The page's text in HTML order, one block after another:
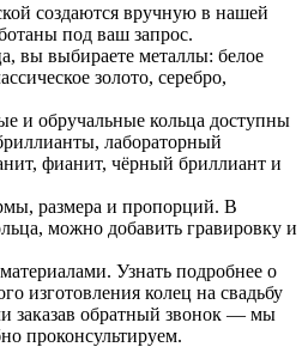
создаются вручную в нашей
под ваш запрос.
вы выбираете металлы: белое
золото, серебро,
и обручальные кольца доступны
лабораторный
фианит, чёрный бриллиант и
размера и пропорций. В
можно добавить гравировку и
Узнать подробнее о
изготовления колец на свадьбу
заказав обратный звонок — мы
проконсультируем.